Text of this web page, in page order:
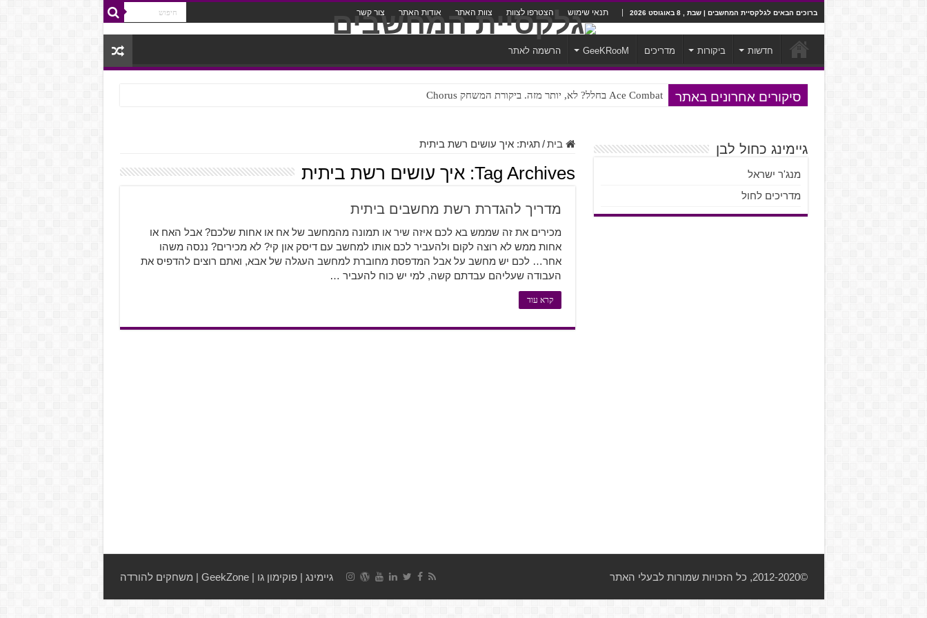
ברוכים הבאים לגלקסיית המחשבים | שבת , 8 באוגוסט 2026 תנאי שימוש הצטרפו לצוות צוות האתר אודות האתר צור קשר
חדשות ביקורות מדריכים GeeKRooM הרשמה לאתר
סיקורים אחרונים באתר Ace Combat בחלל? לא, יותר מזה. ביקורת המשחק Chorus
Steven Universe והשירים שתורגמו בצורה נוראית לעברית
בית / תגית:איך עושים רשת ביתית
Tag Archives: איך עושים רשת ביתית
מדריך להגדרת רשת מחשבים ביתית
מכירים את זה שממש בא לכם איזה שיר או תמונה מהמחשב של אח או אחות שלכם? אבל האח או
אחות ממש לא רוצה לקום ולהעביר לכם אותו למחשב עם דיסק און קי? לא מכירים? ננסה משהו
אחר… לכם יש מחשב על אבל המדפסת מחוברת למחשב העגלה של אבא, ואתם רוצים להדפיס את
העבודה שעליהם עבדתם קשה, למי יש כוח להעביר …
קרא עוד
גיימינג כחול לבן
מנג'ר ישראל
מדריכים לחול
גיימינג |פוקימון גו |
GeekZone
| משחקים להורדה ©2012-2020, כל הזכויות שמורות לבעלי האתר